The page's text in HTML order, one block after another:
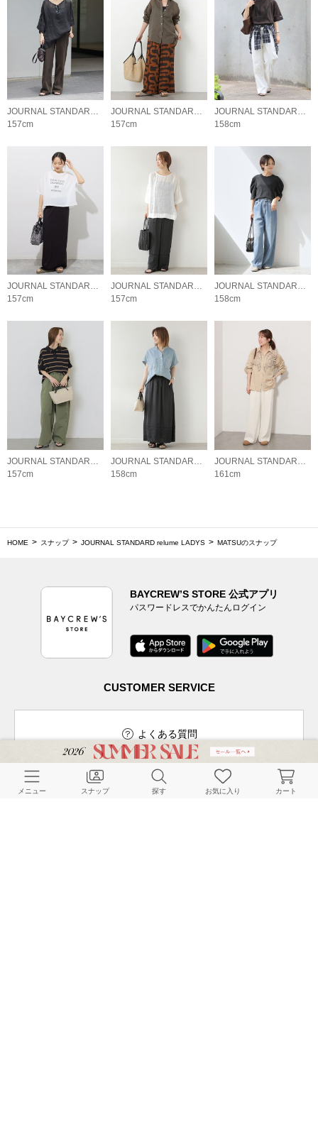
JOURNAL STANDARD relume LADYS
157cm
JOURNAL STANDARD relume LADYS
157cm
JOURNAL STANDARD relume LADYS
158cm
JOURNAL STANDARD relume LADYS
157cm
JOURNAL STANDARD relume LADYS
157cm
JOURNAL STANDARD relume LADYS
158cm
157cm
158cm
161cm
HOME スナップ JOURNAL STANDARD relume LADYS MATSUのスナップ
BAYCREW’S STORE 公式アプリ
パスワードレスでかんたんログイン
CUSTOMER SERVICE
よくある質問
メニュー スナップ 探す お気に入り カート